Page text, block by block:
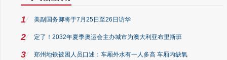
1 美副国务卿将于7月25日至26日访华
2 定了！2032年夏季奥运会主办城市为澳大利亚布里斯班
3 郑州地铁被困人员口述：车厢外水有一人多高 车厢内缺氧